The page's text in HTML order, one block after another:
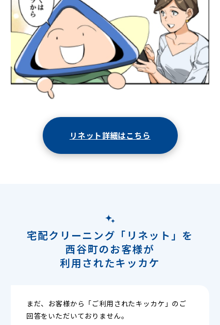
リネット詳細はこちら
宅配クリーニング「リネット」を
西谷町のお客様が
利用されたキッカケ
まだ、お客様から「ご利用されたキッカケ」のご
回答をいただいておりません。